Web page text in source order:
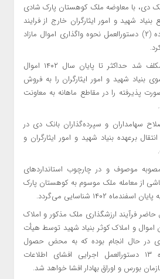
دی، با معاوضه ملک کوهستان پارک شادی
بنیاد شهید و امور ایثارگران خارج از فرایند
مزایده از شمولیت مفاد ماده (۲) دستورالعمل نحوه واگذاری اموال مازاد
بر این اساس بانک دی مکلف شد حداکثر تا پایان سال ۱۴۰۲ اموال
بنیاد شهید و امور ایثارگران را به فروش
پذیرفته را در مقاطع ماهانه به معاونت
سهامداران و سپرده‌گذاران بانک دی در
برعهده بنیاد شهید و امور ایثارگران و
موصوف و در چارچوب استانداردهای
از معامله ملک موسوم به کوهستان پارک
۱۴۰۲ شناسایی می‌گردد.
فرآیند ارزشگذاری ملک مذکور و املاک
و املاک کوثر بنیاد شهید توسط هیأت
در حال انجام بوده که به محض حصول
نتایج مراتب مطابق ماده ۱۳ دستورالعمل اجرایی افشای اطلاعات
بورس و اوراق بهادار افشا خواهد شد.